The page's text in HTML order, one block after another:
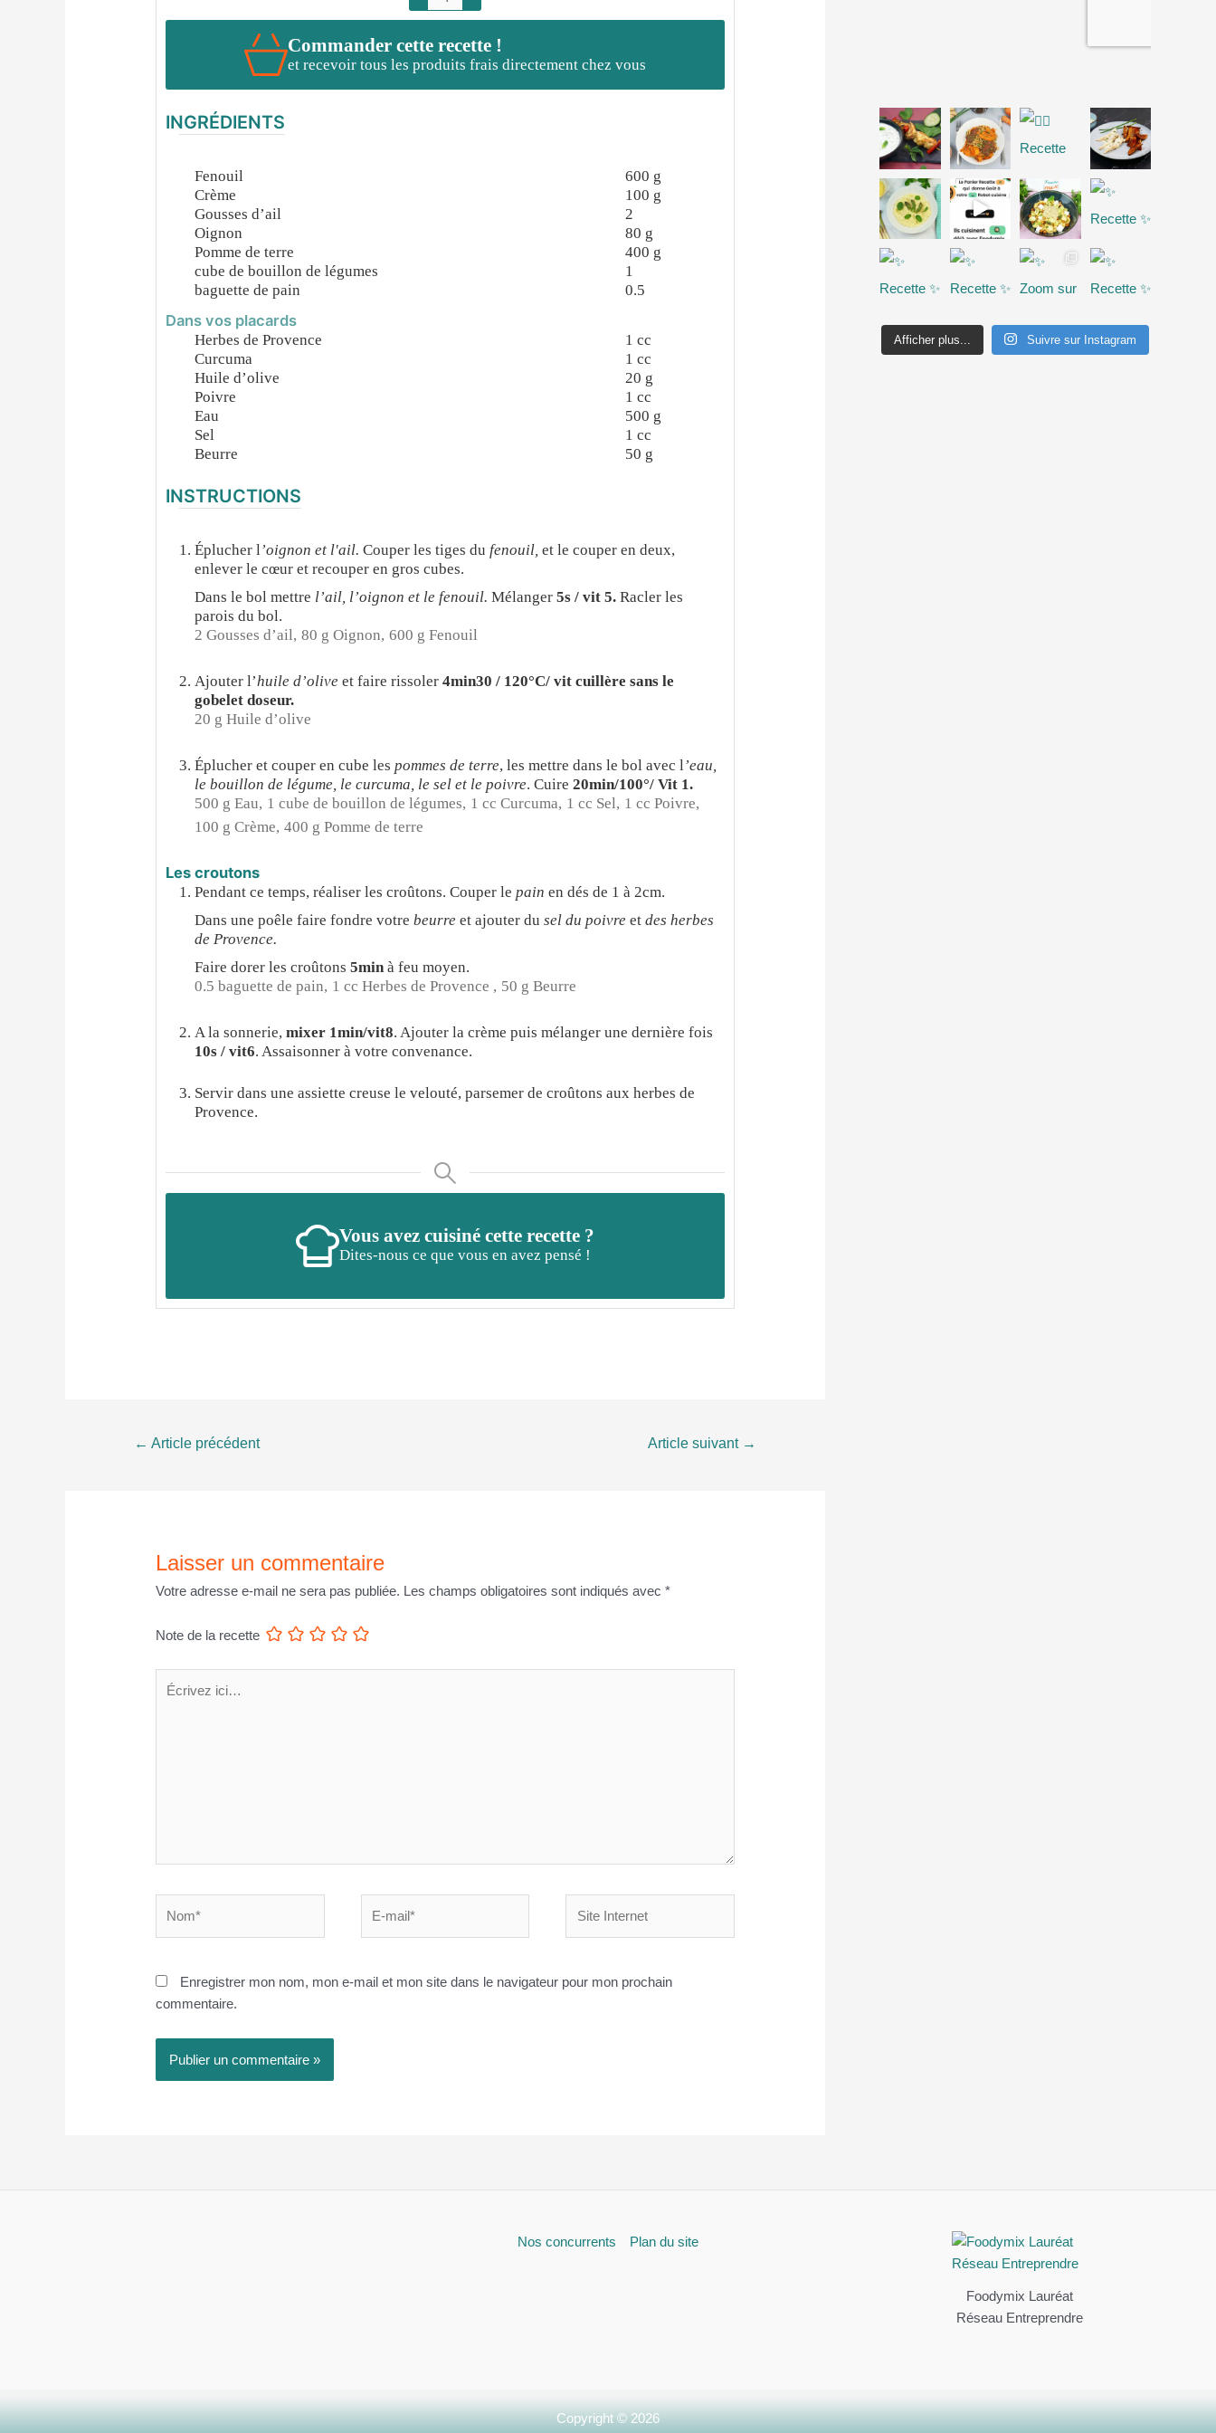
Commander cette recette !
et recevoir tous les produits frais directement chez vous
INGRÉDIENTS
Fenouil 600 g
Crème
100 g
Gousses d’ail
2
Oignon
80 g
Pomme de terre
400 g
cube de bouillon de légumes
1
baguette de pain
0.5
Dans vos placards
Herbes de Provence 1 cc
Curcuma
1 cc
Huile d’olive
20 g
Poivre
1 cc
Eau
500 g
Sel
1 cc
Beurre
50 g
INSTRUCTIONS
Éplucher l ’oignon et l'ail. Couper les tiges du fenouil, et le couper en deux,
enlever le cœur et recouper en gros cubes.
Dans le bol mettre l’ail, l’oignon et le fenouil. Mélanger5s / vit 5. Racler les
parois du bol.
2 Gousses d’ail, 80 g Oignon, 600 g Fenouil
Ajouter l’huile d’olive et faire rissoler4min30 / 120°C/ vit cuillère sans le
gobelet doseur.
20 g Huile d’olive
Éplucher et couper en cube les pommes de terre, les mettre dans le bol avec l ’eau,
le bouillon de légume, le curcuma, le sel et le poivre. Cuire20min/100°/ Vit 1.
500 g Eau, 1 cube de bouillon de légumes, 1 cc Curcuma, 1 cc Sel, 1 cc Poivre,
100 g Crème, 400 g Pomme de terre
Les croutons
Pendant ce temps, réaliser les croûtons. Couper le painen dés de 1 à 2cm.
Dans une poêle faire fondre votrebeurre et ajouter dusel du poivreetdes herbes
de Provence.
Faire dorer les croûtons5minà feu moyen.
0.5 baguette de pain, 1 cc Herbes de Provence , 50 g Beurre
A la sonnerie,mixer 1min/vit8. Ajouter la crème puis mélanger une dernière fois
10s / vit6. Assaisonner à votre convenance.
Servir dans une assiette creuse le velouté, parsemer de croûtons aux herbes de
Provence.
Vous avez cuisiné cette recette ?
Dites-nous ce que vous en avez pensé !
Navigation
← Article précédent Article suivant →
Laisser un commentaire
Votre adresse e-mail ne sera pas publiée. Les champs obligatoires sont indiqués avec*
Note de la recette
ici…
mail*
Internet
Enregistrer mon nom, mon e-mail et mon site dans le navigateur pour mon prochain
commentaire.
Afficher plus... Suivre sur Instagram
Nos concurrents Plan du site
Foodymix Lauréat
Réseau Entreprendre
Copyright © 2026